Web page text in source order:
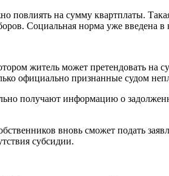
повлиять на сумму квартплаты.
Социальная норма уже введена в
житель может претендовать
официально признанные судом
получают информацию о
вновь сможет подать
субсидии.